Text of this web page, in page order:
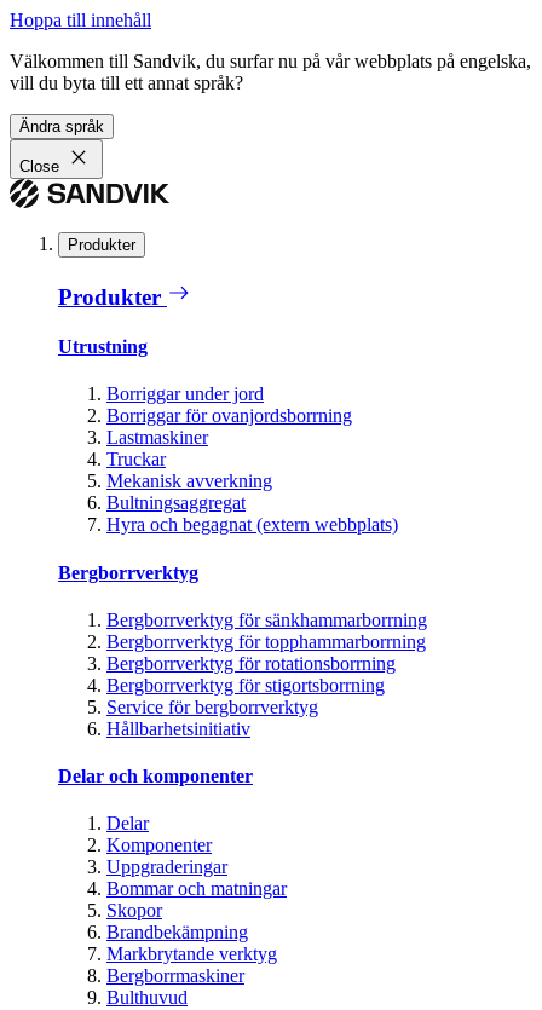
Hoppa till innehåll
Välkommen till Sandvik, du surfar nu på vår webbplats på engelska,
vill du byta till ett annat språk?
Ändra språk
Close
Produkter
Produkter
Utrustning
Borriggar under jord
Borriggar för ovanjordsborrning
Lastmaskiner
Truckar
Mekanisk avverkning
Bultningsaggregat
Hyra och begagnat (extern webbplats)
Bergborrverktyg
Bergborrverktyg för sänkhammarborrning
Bergborrverktyg för topphammarborrning
Bergborrverktyg för rotationsborrning
Bergborrverktyg för stigortsborrning
Service för bergborrverktyg
Hållbarhetsinitiativ
Delar och komponenter
Delar
Komponenter
Uppgraderingar
Bommar och matningar
Skopor
Brandbekämpning
Markbrytande verktyg
Bergborrmaskiner
Bulthuvud